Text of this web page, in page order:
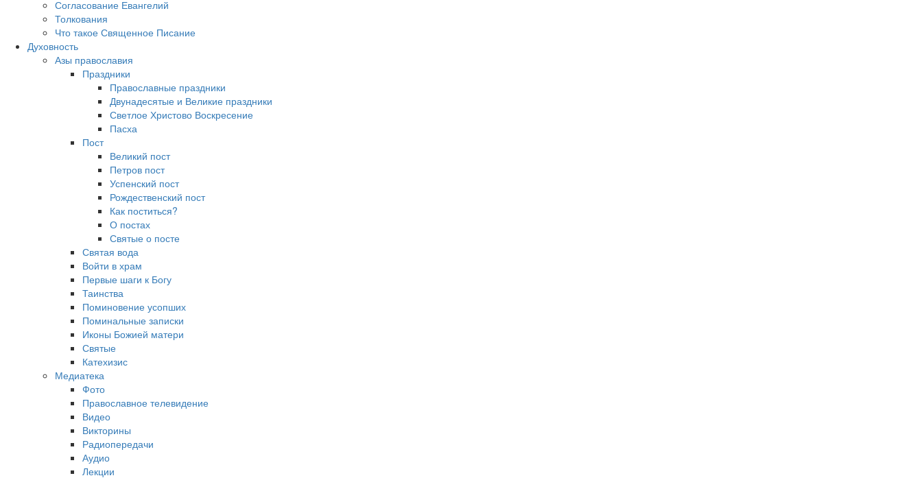
Согласование Евангелий
Толкования
Что такое Священное Писание
Духовность
Азы православия
Праздники
Православные праздники
Двунадесятые и Великие праздники
Светлое Христово Воскресение
Пасха
Пост
Великий пост
Петров пост
Успенский пост
Рождественский пост
Как поститься?
О постах
Святые о посте
Святая вода
Войти в храм
Первые шаги к Богу
Таинства
Поминовение усопших
Поминальные записки
Иконы Божией матери
Святые
Катехизис
Медиатека
Фото
Православное телевидение
Видео
Викторины
Радиопередачи
Аудио
Лекции